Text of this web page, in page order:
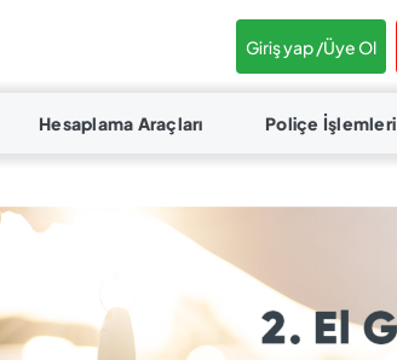
Giriş yap /Üye Ol
Hesaplama Araçları Poliçe İşlemleri